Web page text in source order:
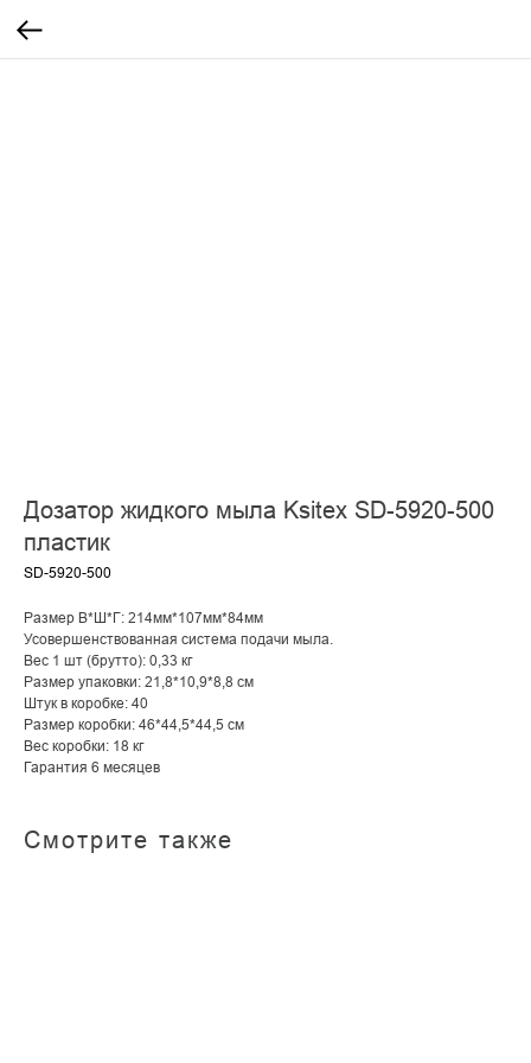
Дозатор жидкого мыла Ksitex SD-5920-500
пластик
SD-5920-500
Размер В*Ш*Г: 214мм*107мм*84мм
Усовершенствованная система подачи мыла.
Вес 1 шт (брутто): 0,33 кг
Размер упаковки: 21,8*10,9*8,8 см
Штук в коробке: 40
Размер коробки: 46*44,5*44,5 см
Вес коробки: 18 кг
Гарантия 6 месяцев
Смотрите также